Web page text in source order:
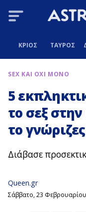
ΚΡΙΟΣ ΤΑΥΡΟΣ
SEX ΚΑΙ ΟΧΙ ΜΟΝΟ
5
το σεξ
το γνώριζες
Διάβασε
Queen.gr
Σάββατο, 23